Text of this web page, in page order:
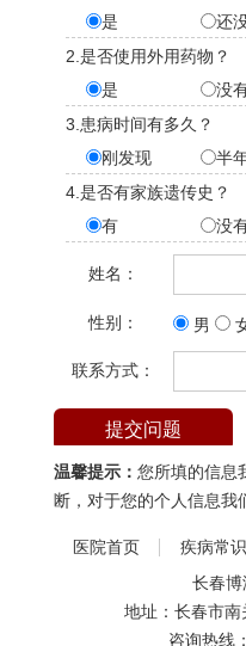
是
还
2.是否使用外用药物？
是
没
3.患病时间有多久？
刚发现
半
4.是否有家族遗传史？
有
没
姓名：
性别： 男
联系方式：
温馨提示： 您所填的信息
断，对于您的个人信息我
医院首页 疾病常识
长春博
地址：长春市
咨询热线：